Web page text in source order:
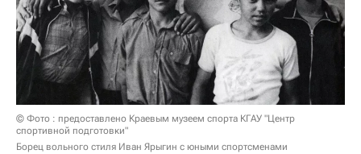
© Фото : предоставлено Краевым музеем спорта КГАУ "Центр
спортивной подготовки"
Борец вольного стиля Иван Ярыгин с юными спортсменами